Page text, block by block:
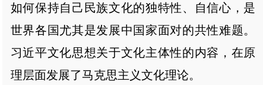
如何保持自己民族文化的独特性、自信心，是
世界各国尤其是发展中国家面对的共性难题。
习近平文化思想关于文化主体性的内容，在原
理层面发展了马克思主义文化理论。